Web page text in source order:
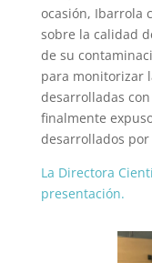
ocasión, Ibarrola
sobre la calidad
de su
para monitorizar
desarrolladas
finalmente
desarrollados
La Directora
presentación.